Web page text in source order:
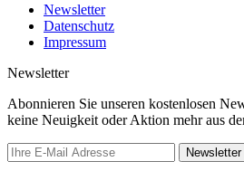
Newsletter
Datenschutz
Impressum
Newsletter
Abonnieren Sie unseren kostenlosen
keine Neuigkeit oder Aktion mehr aus